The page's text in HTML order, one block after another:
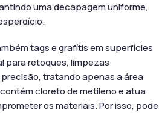
uma decapagem uniforme,
tags e grafítis em superfícies
para retoques, limpezas
tratando apenas a área
cloreto de metileno e atua
os materiais. Por isso, pode